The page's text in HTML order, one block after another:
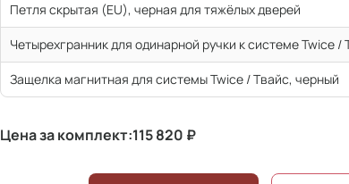
Петля скрытая (EU), черная для тяжёлых дверей
Четырехгранник для одинарной ручки к системе Twice /
Защелка магнитная для системы Twice / Твайс, черный
Цена за комплект:115 820 ₽